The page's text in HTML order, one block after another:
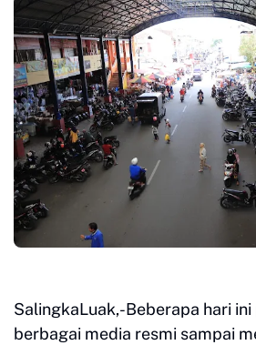
SalingkaLuak,-Beberapa hari
berbagai media resmi sampai